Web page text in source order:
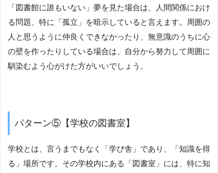
「図書館に誰もいない」夢を見た場合は、人間関係におけ
る問題、特に「孤立」を暗示していると言えます。周囲の
人と思うように仲良くできなかったり、無意識のうちに心
の壁を作ったりしている場合は、自分から努力して周囲に
馴染むよう心がけた方がいいでしょう。
パターン⑤【学校の図書室】
学校とは、言うまでもなく「学び舎」であり、「知識を得
る」場所です。その学校内にある「図書室」には、特に知